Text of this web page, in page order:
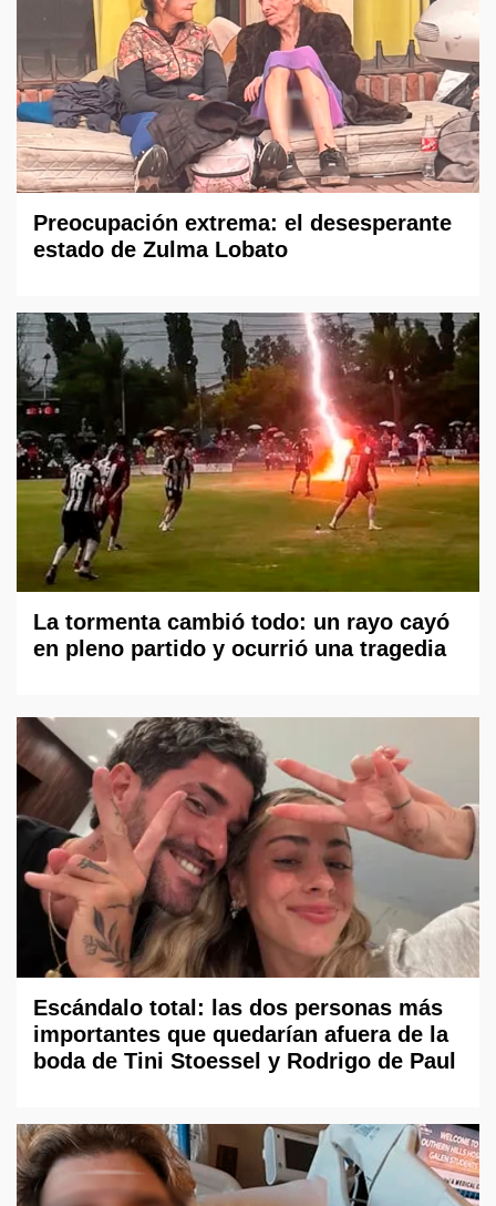
Preocupación extrema: el desesperante
estado de Zulma Lobato
La tormenta cambió todo: un rayo cayó
en pleno partido y ocurrió una tragedia
Escándalo total: las dos personas más
importantes que quedarían afuera de la
boda de Tini Stoessel y Rodrigo de Paul